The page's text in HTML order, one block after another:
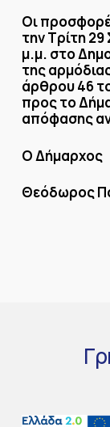
Οι
την Τρίτη
μ.μ. στο
της
άρθρου 46
προς το
απόφασης
Ο Δήμαρχος
Θεόδωρος